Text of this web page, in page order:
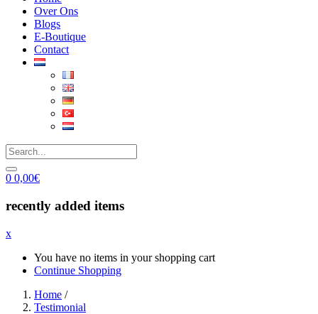
Over Ons
Blogs
E-Boutique
Contact
0 0,00€
recently added items
x
You have no items in your shopping cart
Continue Shopping
Home /
Testimonial